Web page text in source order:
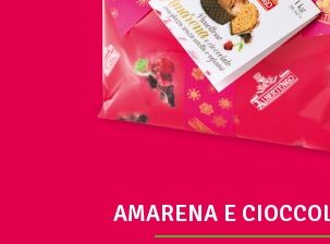
AMARENA E